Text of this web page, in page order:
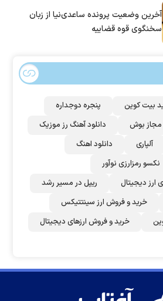
آخرین وضعیت پرونده ساعدی‌نیا از زبان
سخنگوی قوه قضاییه
بیت کوین
پنجره دوجداره
مجاز بوش
دانلود آهنگ رز‌ موزیک
آلپاری
دانلود اهنگ
نکسو رمزارزی نوآور
دیجیتال
ریپل در مسیر رشد
خرید و فروش ارز سینتتیکس
خرید و فروش ارزهای دیجیتال